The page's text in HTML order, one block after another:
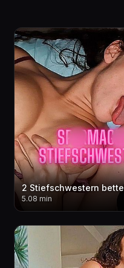
5.08 min